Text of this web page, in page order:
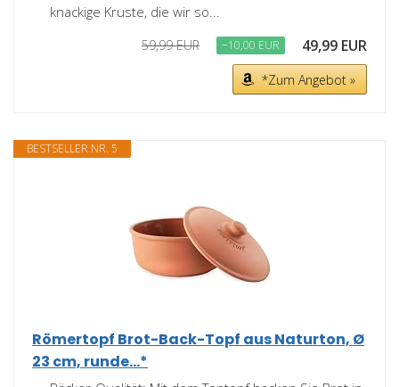
knackige Kruste, die wir so...
59,99 EUR −10,00 EUR 49,99 EUR
*Zum Angebot »
BESTSELLER NR. 5
Römertopf Brot-Back-Topf aus Naturton, Ø
23 cm, runde...*